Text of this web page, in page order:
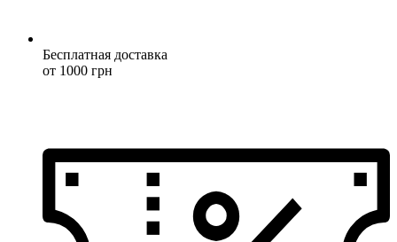
Бесплатная доставка
от 1000 грн